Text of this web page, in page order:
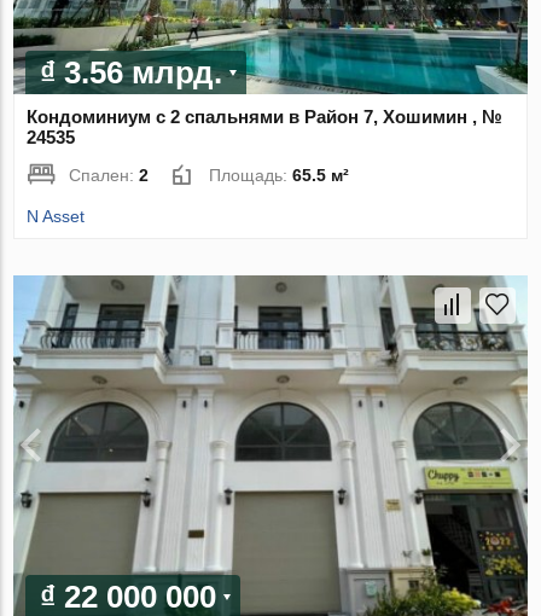
₫ 3.56 млрд.
Кондоминиум с 2 спальнями в Район 7, Хошимин , №
24535
Спален:2 Площадь:65.5 м²
N Asset
₫ 22 000 000